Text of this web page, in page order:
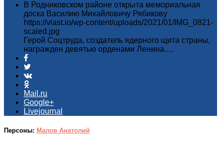
В Родниковском районе открыта мемориальная
доска Василию Михайловичу Рябикову
https://vlast.io/wp-content/uploads/2021/01/IMG_0821-
scaled.jpg
Герой Соцтруда, создатель ядерного щита страны,
награжден девятью орденами Ленина.…
Mail.ru
Google+
Livejournal
Персоны: Малов Анатолий